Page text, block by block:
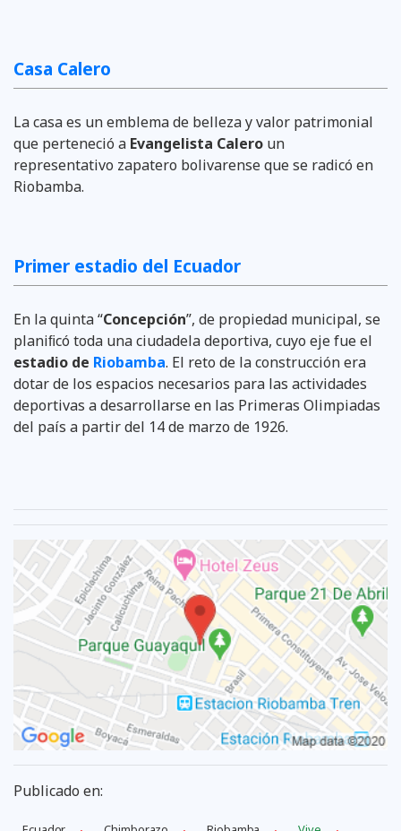
Casa Calero
La casa es un emblema de belleza y valor patrimonial
que perteneció a Evangelista Calero un
representativo zapatero bolivarense que se radicó en
Riobamba.
Primer estadio del Ecuador
En la quinta “Concepción”, de propiedad municipal, se
planiﬁcó toda una ciudadela deportiva, cuyo eje fue el
estadio de Riobamba. El reto de la construcción era
dotar de los espacios necesarios para las actividades
deportivas a desarrollarse en las Primeras Olimpiadas
del país a partir del 14 de marzo de 1926.
Publicado en: